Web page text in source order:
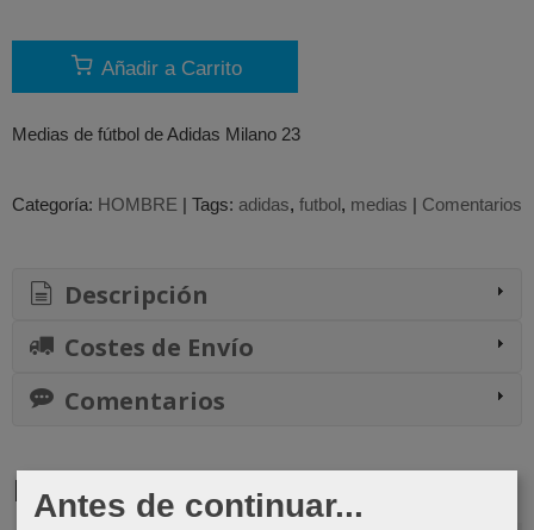
Añadir a Carrito
Medias de fútbol de Adidas Milano 23
Categoría: HOMBRE | Tags: adidas futbol medias | Comentarios
Descripción
Costes de Envío
Comentarios
Productos Relacionados
Antes de continuar...